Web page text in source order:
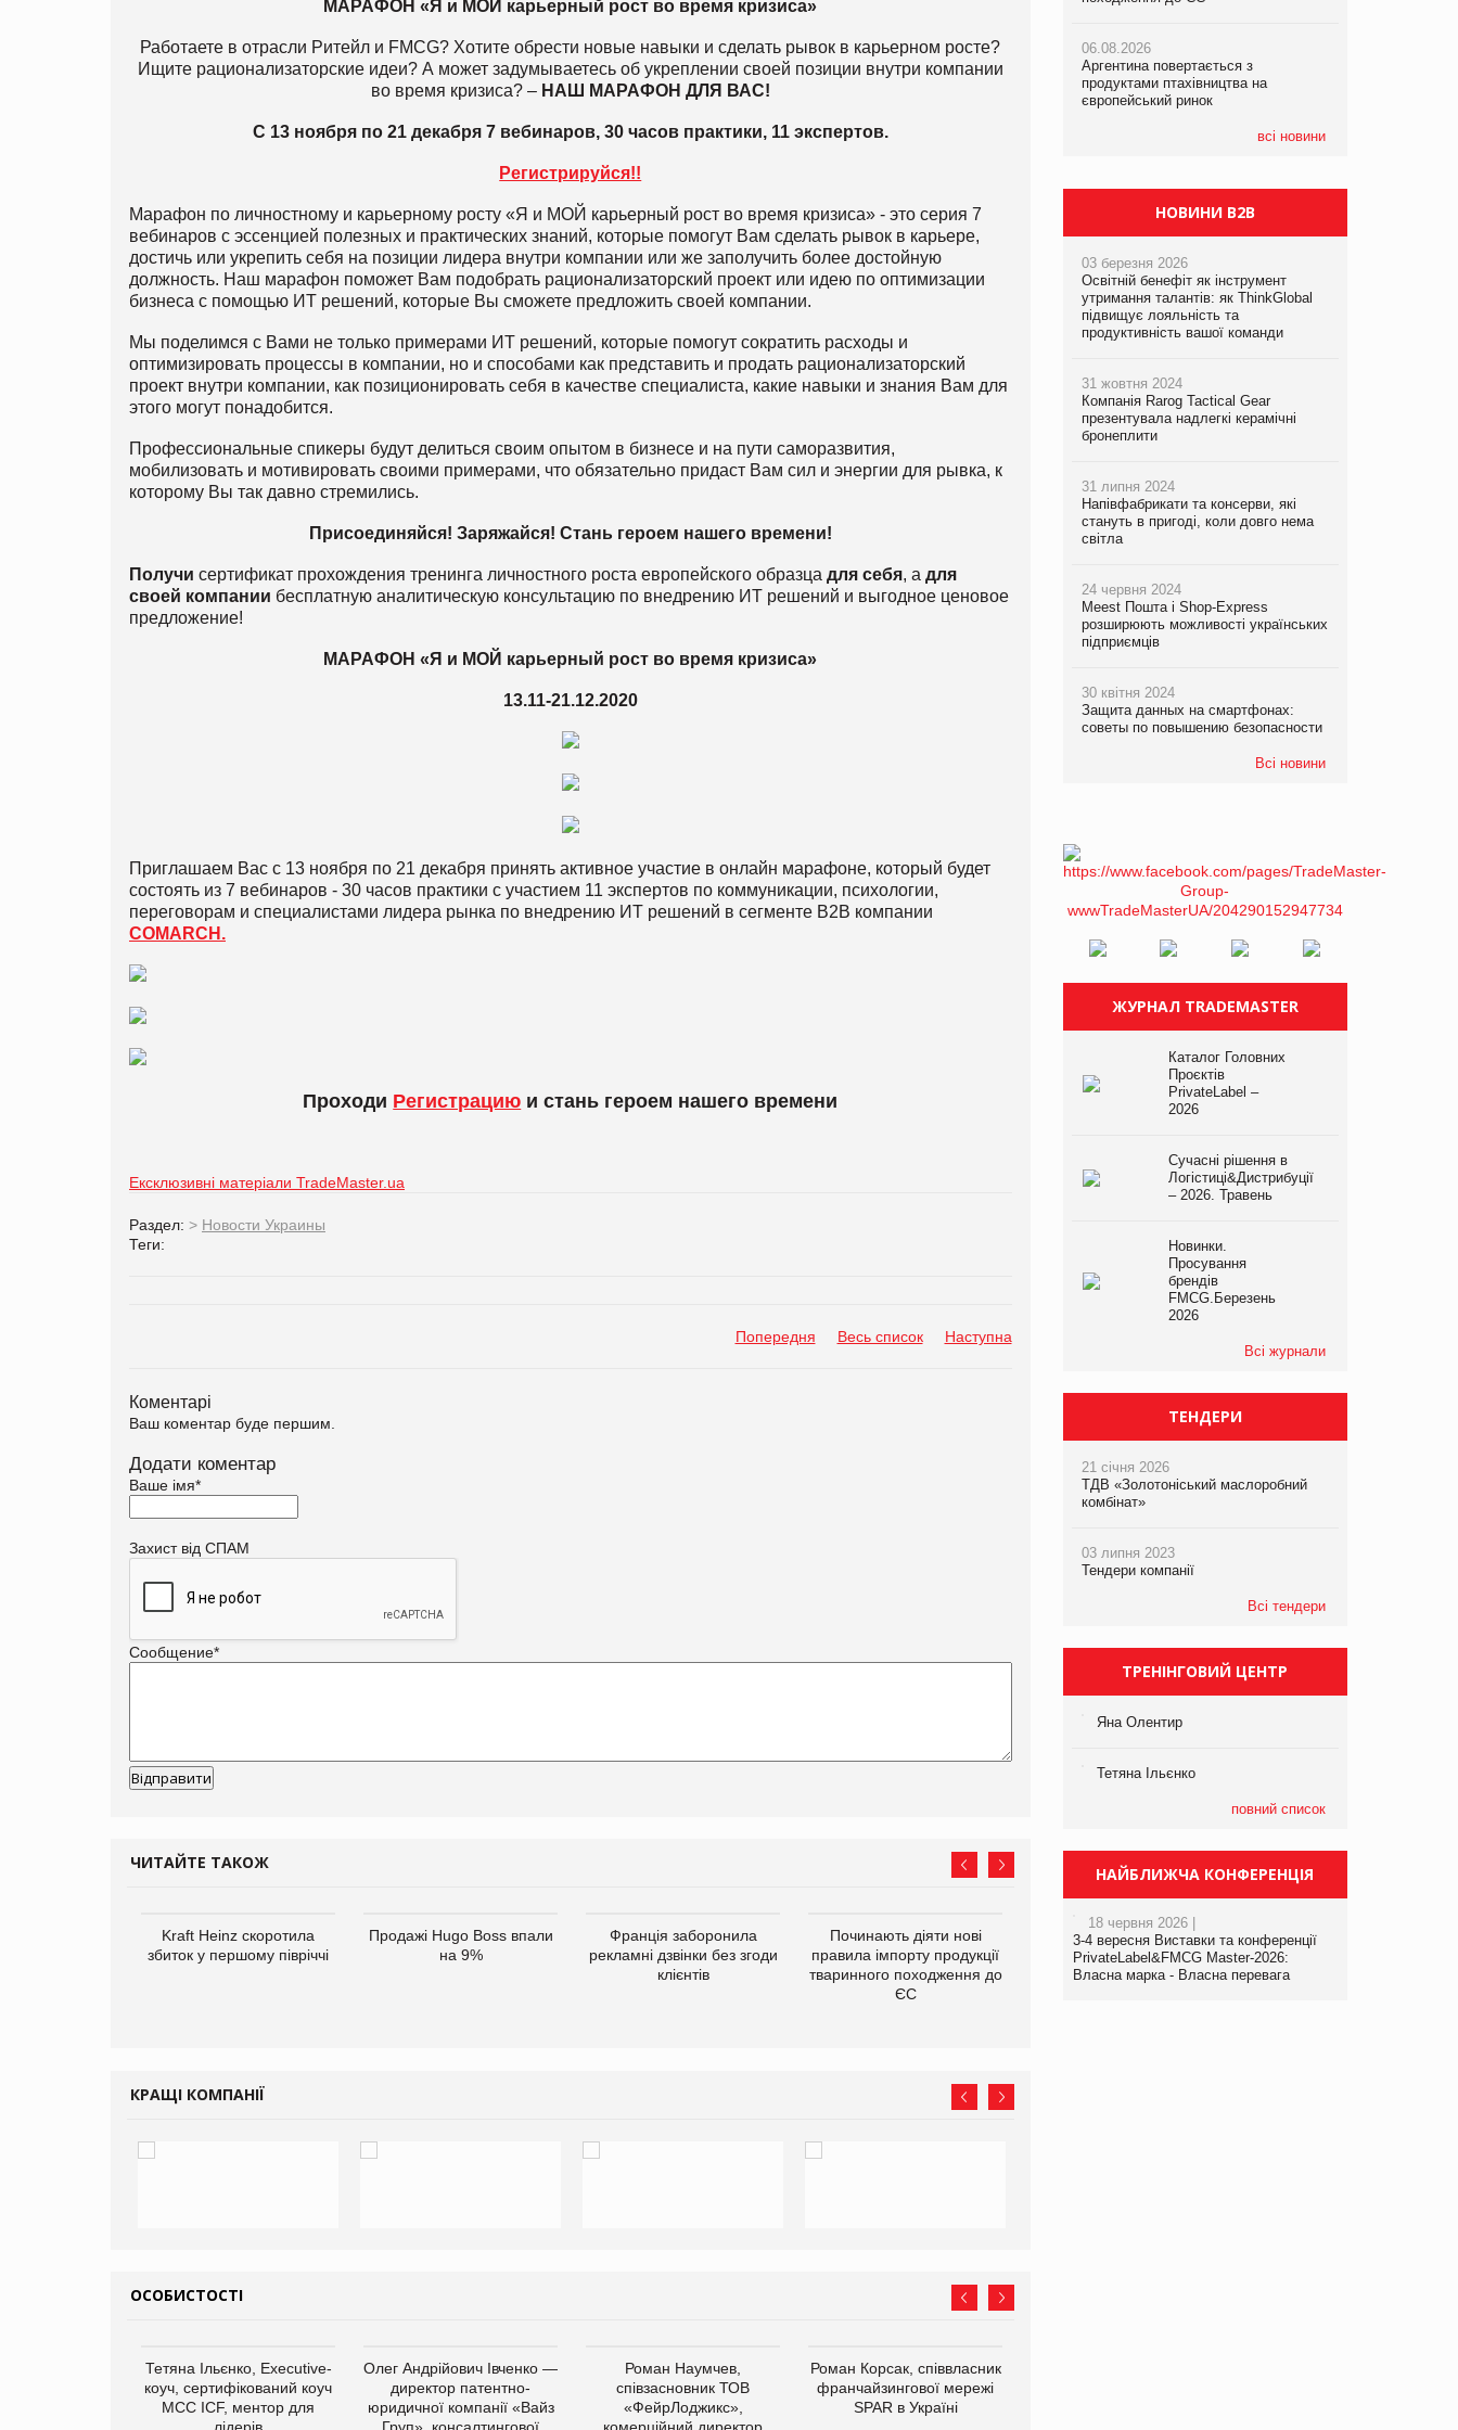
МАРАФОН «Я и МОЙ карьерный рост во время кризиса»
Работаете в отрасли Ритейл и FMCG? Хотите обрести новые навыки и сделать рывок в карьерном росте?
Ищите рационализаторские идеи? А может задумываетесь об укреплении своей позиции внутри компании
во время кризиса? – НАШ МАРАФОН ДЛЯ ВАС!
С 13 ноября по 21 декабря 7 вебинаров, 30 часов практики, 11 экспертов.
Регистрируйся!!
Марафон по личностному и карьерному росту «Я и МОЙ карьерный рост во время кризиса» - это серия 7
вебинаров с эссенцией полезных и практических знаний, которые помогут Вам сделать рывок в карьере,
достичь или укрепить себя на позиции лидера внутри компании или же заполучить более достойную
должность. Наш марафон поможет Вам подобрать рационализаторский проект или идею по оптимизации
бизнеса с помощью ИТ решений, которые Вы сможете предложить своей компании.
Мы поделимся с Вами не только примерами ИТ решений, которые помогут сократить расходы и
оптимизировать процессы в компании, но и способами как представить и продать рационализаторский
проект внутри компании, как позиционировать себя в качестве специалиста, какие навыки и знания Вам для
этого могут понадобится.
Профессиональные спикеры будут делиться своим опытом в бизнесе и на пути саморазвития,
мобилизовать и мотивировать своими примерами, что обязательно придаст Вам сил и энергии для рывка, к
которому Вы так давно стремились.
Присоединяйся! Заряжайся! Стань героем нашего времени!
Получи сертификат прохождения тренинга личностного роста европейского образца для себя, а для
своей компании бесплатную аналитическую консультацию по внедрению ИТ решений и выгодное ценовое
предложение!
МАРАФОН «Я и МОЙ карьерный рост во время кризиса»
13.11-21.12.2020
Приглашаем Вас с 13 ноября по 21 декабря принять активное участие в онлайн марафоне, который будет
состоять из 7 вебинаров - 30 часов практики с участием 11 экспертов по коммуникации, психологии,
переговорам и специалистами лидера рынка по внедрению ИТ решений в сегменте В2В компании
COMARCH.
Проходи Регистрацию и стань героем нашего времени
Ексклюзивні матеріали TradeMaster.ua
Раздел: > Новости Украины
Теги:
Попередня Весь список Наступна
Коментарі
Ваш коментар буде першим.
Додати коментар
Ваше імя*
Захист від СПАМ
Сообщение*
ЧИТАЙТЕ ТАКОЖ
Kraft Heinz скоротила
збиток у першому півріччі
Продажі Hugo Boss впали
на 9%
Франція заборонила
рекламні дзвінки без згоди
клієнтів
Починають діяти нові
правила імпорту продукції
тваринного походження до
ЄС
Аргентина повертається з
продуктами птахівництва
на європейський ринок
ФАО прогнозує зростання
КРАЩІ КОМПАНІЇ
ОСОБИСТОСТІ
Тетяна Ільєнко, Executive-
коуч, сертифікований коуч
МСС ICF, ментор для
лідерів
Олег Андрійович Івченко —
директор патентно-
юридичної компанії «Вайз
Груп», консалтингової
Роман Наумчев,
співзасновник ТОВ
«ФейрЛоджикс»,
комерційний директор
Роман Корсак, співвласник
франчайзингової мережі
SPAR в Україні
06.08.2026
Аргентина повертається з
продуктами птахівництва на
європейський ринок
всі новини
05.08.2026
Смачне поповнення дитячого меню:
у VARUS з’явилися новинки від ТМ
ТОКЕРИ
хлібобулочні вироби на
PrivateLabel&FMCG Master 2026
06.08.2026
Аргентина повертається з
продуктами птахівництва на
європейський ринок
НОВИНИ B2B
03 березня 2026
Освітній бенефіт як інструмент
утримання талантів: як ThinkGlobal
підвищує лояльність та
продуктивність вашої команди
31 жовтня 2024
Компанія Rarog Tactical Gear
презентувала надлегкі керамічні
бронеплити
31 липня 2024
Напівфабрикати та консерви, які
стануть в пригоді, коли довго нема
світла
24 червня 2024
Meest Пошта і Shop-Express
розширюють можливості українських
підприємців
30 квітня 2024
Защита данных на смартфонах:
советы по повышению безопасности
Всі новини
ЖУРНАЛ TRADEMASTER
Каталог Головних
Проєктів
PrivateLabel –
2026
Сучасні рішення в
Логістиці&Дистрибуції
– 2026. Травень
Новинки.
Просування
брендів
FMCG.Березень
2026
Всі журнали
ТЕНДЕРИ
21 січня 2026
ТДВ «Золотоніський маслоробний
комбінат»
03 липня 2023
Тендери компанії
Всі тендери
ТРЕНІНГОВИЙ ЦЕНТР
Яна Олентир
Тетяна Ільєнко
повний список
НАЙБЛИЖЧА КОНФЕРЕНЦІЯ
18 червня 2026 |
3-4 вересня Виставки та конференції
PrivateLabel&FMCG Master-2026:
Власна марка - Власна перевага